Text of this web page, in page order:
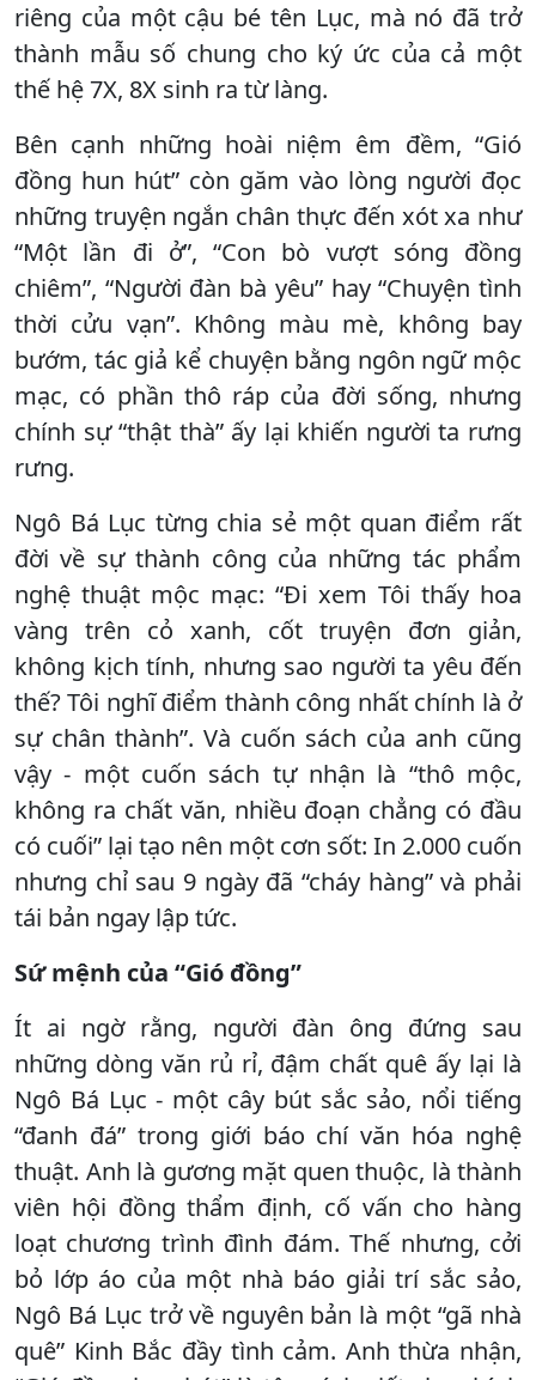
riêng của một cậu bé tên Lục, mà nó đã trở
thành mẫu số chung cho ký ức của cả một
thế hệ 7X, 8X sinh ra từ làng.
Bên cạnh những hoài niệm êm đềm, “Gió
đồng hun hút” còn găm vào lòng người đọc
những truyện ngắn chân thực đến xót xa như
“Một lần đi ở”, “Con bò vượt sóng đồng
chiêm”, “Người đàn bà yêu” hay “Chuyện tình
thời cửu vạn”. Không màu mè, không bay
bướm, tác giả kể chuyện bằng ngôn ngữ mộc
mạc, có phần thô ráp của đời sống, nhưng
chính sự “thật thà” ấy lại khiến người ta rưng
rưng.
Ngô Bá Lục từng chia sẻ một quan điểm rất
đời về sự thành công của những tác phẩm
nghệ thuật mộc mạc: “Đi xem Tôi thấy hoa
vàng trên cỏ xanh, cốt truyện đơn giản,
không kịch tính, nhưng sao người ta yêu đến
thế? Tôi nghĩ điểm thành công nhất chính là ở
sự chân thành”. Và cuốn sách của anh cũng
vậy - một cuốn sách tự nhận là “thô mộc,
không ra chất văn, nhiều đoạn chẳng có đầu
có cuối” lại tạo nên một cơn sốt: In 2.000 cuốn
nhưng chỉ sau 9 ngày đã “cháy hàng” và phải
tái bản ngay lập tức.
Sứ mệnh của “Gió đồng”
Ít ai ngờ rằng, người đàn ông đứng sau
những dòng văn rủ rỉ, đậm chất quê ấy lại là
Ngô Bá Lục - một cây bút sắc sảo, nổi tiếng
“đanh đá” trong giới báo chí văn hóa nghệ
thuật. Anh là gương mặt quen thuộc, là thành
viên hội đồng thẩm định, cố vấn cho hàng
loạt chương trình đình đám. Thế nhưng, cởi
bỏ lớp áo của một nhà báo giải trí sắc sảo,
Ngô Bá Lục trở về nguyên bản là một “gã nhà
quê” Kinh Bắc đầy tình cảm. Anh thừa nhận,